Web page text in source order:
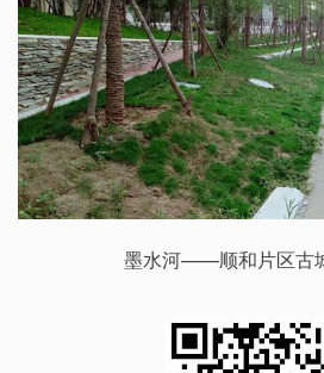
墨水河——顺和片区古